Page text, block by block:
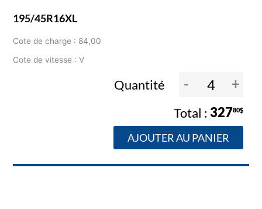
195/45R16XL
Cote de charge : 84,00
Cote de vitesse : V
Quantité - +
32780$
AJOUTER AU PANIER